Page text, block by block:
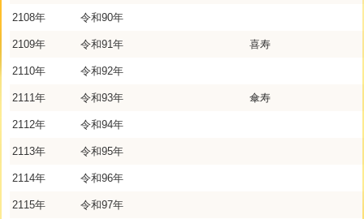
2108年 令和90年
2109年 令和91年 喜寿
2110年 令和92年
2111年 令和93年 傘寿
2112年 令和94年
2113年 令和95年
2114年 令和96年
2115年 令和97年